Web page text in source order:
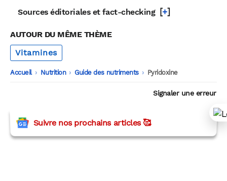
Sources éditoriales et fact-checking [+]
AUTOUR DU MÊME THÈME
Vitamines
Accueil -
Nutrition -
Guide des nutriments -
Pyridoxine
Signaler une erreur
Suivre nos prochains articles 🥰